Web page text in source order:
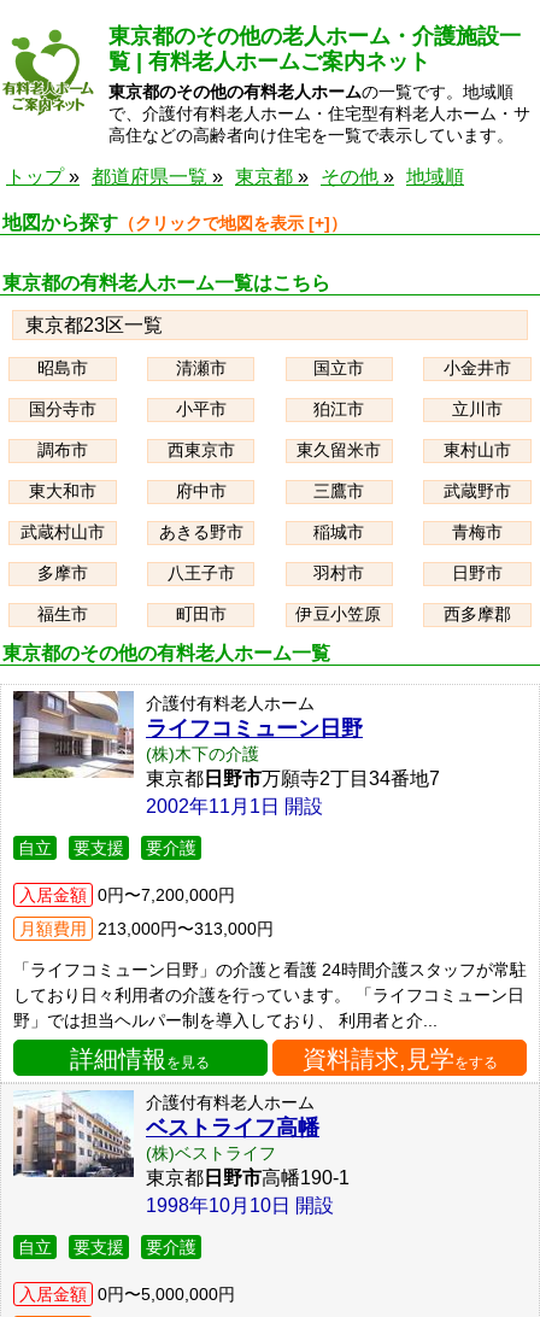
東京都のその他の老人ホーム・介護施設一
覧 | 有料老人ホームご案内ネット
東京都のその他の有料老人ホームの一覧です。地域順
で、介護付有料老人ホーム・住宅型有料老人ホーム・サ
高住などの高齢者向け住宅を一覧で表示しています。
トップ 都道府県一覧 東京都 その他 地域順
地図から探す
東京都の有料老人ホーム一覧はこちら
東京都23区一覧
昭島市 清瀬市 国立市 小金井市
国分寺市 小平市 狛江市 立川市
調布市 西東京市 東久留米市 東村山市
東大和市 府中市 三鷹市 武蔵野市
武蔵村山市 あきる野市 稲城市 青梅市
多摩市 八王子市 羽村市 日野市
福生市 町田市 伊豆小笠原 西多摩郡
東京都のその他の有料老人ホーム一覧
介護付有料老人ホーム
ライフコミューン日野
(株)木下の介護
東京都 日野市万願寺2丁目34番地7
2002年11月1日 開設
自立 要支援 要介護
入居金額 0円〜7,200,000円
月額費用
213,000円〜313,000円
「ライフコミューン日野」の介護と看護 24時間介護スタッフが常駐
しており日々利用者の介護を行っています。 「ライフコミューン日
野」では担当ヘルパー制を導入しており、 利用者と介...
詳細情報 を見る 資料請求,見学をする
介護付有料老人ホーム
ベストライフ高幡
(株)ベストライフ
東京都 日野市高幡190-1
1998年10月10日 開設
自立 要支援 要介護
入居金額 0円〜5,000,000円